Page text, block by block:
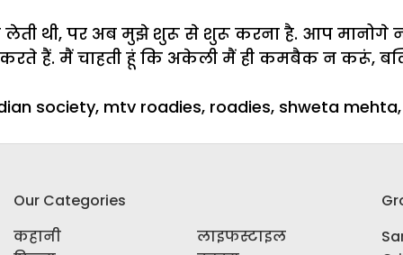
थी, पर अब मुझे शुरू से शुरू करना है. आप मानोगे
करते हैं. मैं चाहती हूं कि अकेली मैं ही कमबैक न करूं,
society, mtv roadies, roadies, shweta mehta,
Our Categories
कहानी
लाइफस्टाइल